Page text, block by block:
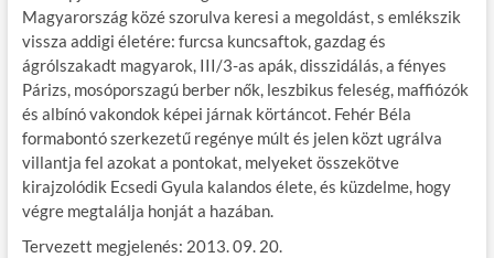
Magyarország közé szorulva keresi a megoldást, s emlékszik
vissza addigi életére: furcsa kuncsaftok, gazdag és
ágrólszakadt magyarok, III/3-as apák, disszidálás, a fényes
Párizs, mosóporszagú berber nők, leszbikus feleség, maffiózók
és albínó vakondok képei járnak körtáncot. Fehér Béla
formabontó szerkezetű regénye múlt és jelen közt ugrálva
villantja fel azokat a pontokat, melyeket összekötve
kirajzolódik Ecsedi Gyula kalandos élete, és küzdelme, hogy
végre megtalálja honját a hazában.
Tervezett megjelenés: 2013. 09. 20.